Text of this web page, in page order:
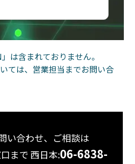
は含まれておりません。
ては、営業担当までお問い合
い合わせ、ご相談は
まで西日本:06-6838-